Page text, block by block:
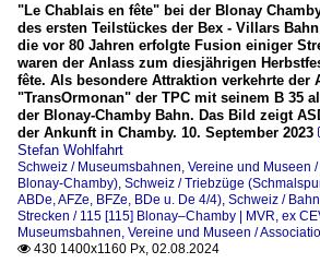
"Le Chablais en fête" bei der Blonay
des ersten Teilstückes der Bex - Villars
die vor 80 Jahren erfolgte Fusion einiger
waren der Anlass zum diesjährigen
fête. Als besondere Attraktion verkehrte der
"TransOrmonan" der TPC mit seinem B 35
der Blonay-Chamby Bahn. Das Bild zeigt
der Ankunft in Chamby. 10. September 2023
Stefan Wohlfahrt
Schweiz / Museumsbahnen, Vereine und Museen
Blonay-Chamby) Schweiz / Triebzüge
ABDe, AFZe, BFZe, BDe u. De 4/4) Schweiz /
Strecken / 115 [115] Blonay–Chamby | MVR, ex
Museumsbahnen, Vereine und Museen /
 430 1400x1160 Px, 02.08.2024